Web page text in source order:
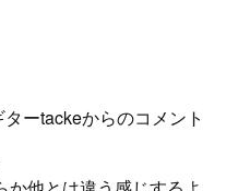
ーtackeからのコメント